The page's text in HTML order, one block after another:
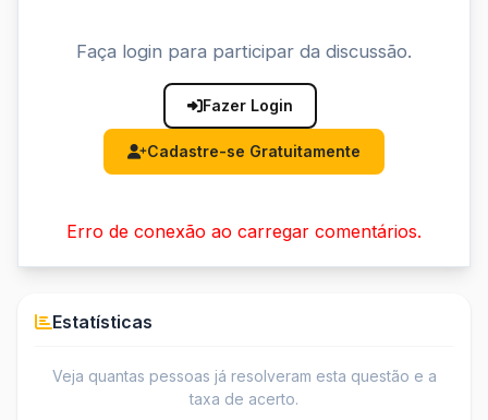
Faça login para participar da discussão.
Fazer Login
Cadastre-se Gratuitamente
Erro de conexão ao carregar comentários.
Estatísticas
Veja quantas pessoas já resolveram esta questão e a
taxa de acerto.